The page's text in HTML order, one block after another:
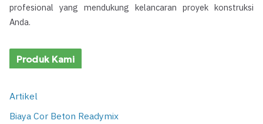
profesional yang mendukung kelancaran proyek konstruksi
Anda.
Produk Kami
Artikel
Biaya Cor Beton Readymix